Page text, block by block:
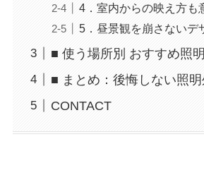
4．室内からの映え方も
5．昼景観を崩さないデ
■ 使う場所別 おすすめ照
■ まとめ：後悔しない照
CONTACT